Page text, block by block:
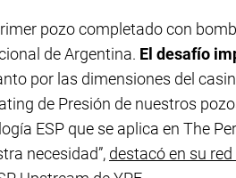
pozo completado con
de Argentina. El desafío
por las dimensiones del
de Presión de nuestros
ESP que se aplica en The
necesidad”, destacó en su